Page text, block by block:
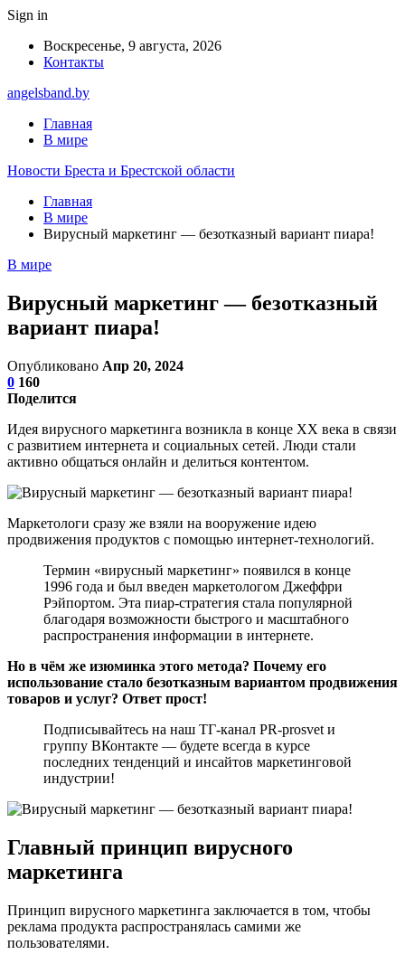
Sign in
Воскресенье, 9 августа, 2026
Контакты
angelsband.by
Главная
В мире
Новости Бреста и Брестской области
Главная
В мире
Вирусный маркетинг — безотказный вариант пиара!
В мире
Вирусный маркетинг — безотказный
вариант пиара!
Опубликовано Апр 20, 2024
0 160
Поделится
Идея вирусного маркетинга возникла в конце XX века в связи
с развитием интернета и социальных сетей. Люди стали
активно общаться онлайн и делиться контентом.
Маркетологи сразу же взяли на вооружение идею
продвижения продуктов с помощью интернет-технологий.
Термин «вирусный маркетинг» появился в конце
1996 года и был введен маркетологом Джеффри
Рэйпортом. Эта пиар-стратегия стала популярной
благодаря возможности быстрого и масштабного
распространения информации в интернете.
Но в чём же изюминка этого метода? Почему его
использование стало безотказным вариантом продвижения
товаров и услуг? Ответ прост!
Подписывайтесь на наш ТГ-канал PR-prosvet и
группу ВКонтакте — будете всегда в курсе
последних тенденций и инсайтов маркетинговой
индустрии!
Главный принцип вирусного
маркетинга
Принцип вирусного маркетинга заключается в том, чтобы
реклама продукта распространялась самими же
пользователями.